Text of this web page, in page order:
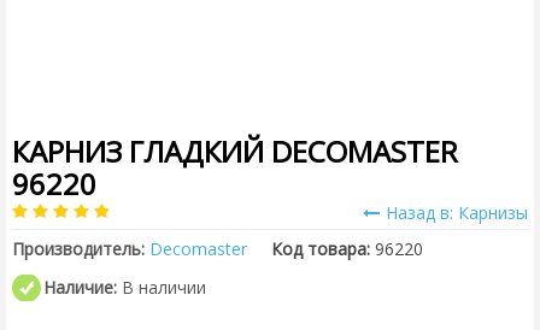
КАРНИЗ ГЛАДКИЙ DECOMASTER
96220
Назад в: Карнизы
Производитель: Decomaster Код товара: 96220
Наличие: В наличии